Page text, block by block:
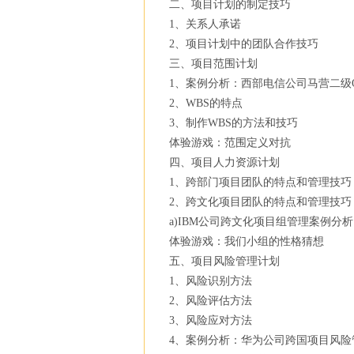
二、项目计划的制定技巧
1、关系人承诺
2、项目计划中的团队合作技巧
三、项目范围计划
1、案例分析：西部电信公司马营二级
2、WBS的特点
3、制作WBS的方法和技巧
体验游戏：范围定义对抗
四、项目人力资源计划
1、跨部门项目团队的特点和管理技巧
2、跨文化项目团队的特点和管理技巧
a)IBM公司跨文化项目组管理案例分析
体验游戏：我们小组的性格猜想
五、项目风险管理计划
1、风险识别方法
2、风险评估方法
3、风险应对方法
4、案例分析：华为公司跨国项目风